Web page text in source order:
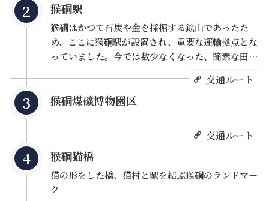
猴硐駅
猴硐はかつて石炭や金を採掘する鉱山であったた
め、ここに猴硐駅が設置され、重要な運輸拠点とな
っていました。今では数少なくなった、簡素な田舎
猫が描かれたたくさんの看板や猫のイラストやイン
スタレーションを見ることができます。 「猴硐駅」
交通ルート
猴硐煤礦博物園区
交通ルート
猴硐猫橋
猫の形をした橋、猫村と駅を結ぶ猴硐のランドマー
ク